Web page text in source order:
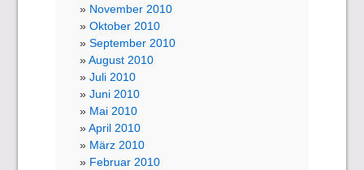
November 2010
Oktober 2010
September 2010
August 2010
Juli 2010
Juni 2010
Mai 2010
April 2010
März 2010
Februar 2010